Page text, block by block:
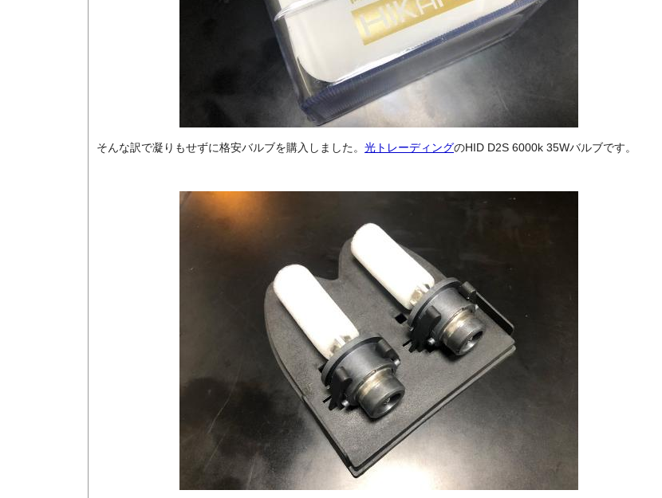
そんな訳で凝りもせずに格安バルブを購入しました。 光トレーディングのHID D2S 6000k 35Wバルブです。